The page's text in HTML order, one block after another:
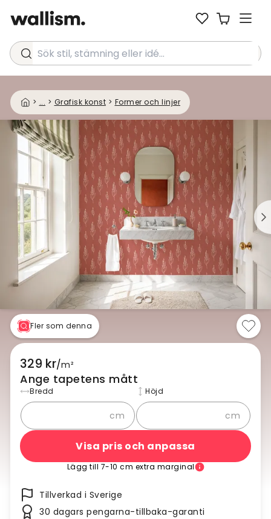
Sök stil, stämning eller idé...
> ... > Grafisk konst > Former och linjer
Fler som denna
329 kr/m²
Ange tapetens mått
Bredd
cm
Höjd
cm
Visa pris och anpassa
Lägg till 7-10 cm extra marginal
Tillverkad i Sverige
30 dagars pengarna-tillbaka-garanti